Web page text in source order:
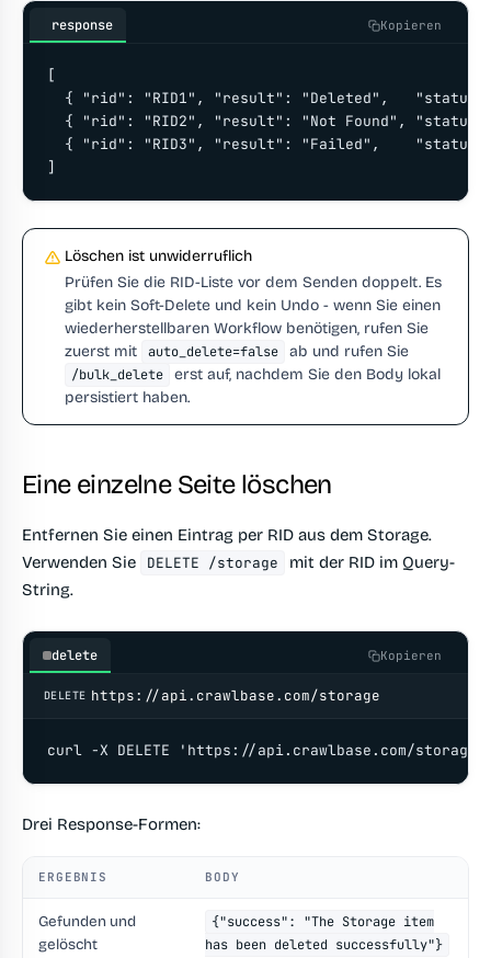
response Kopieren
[
{ "rid": "RID1", "result": "Deleted",
{ "rid": "RID2", "result": "Not Found",
{ "rid": "RID3", "result": "Failed",
]
Löschen ist unwiderruflich
Prüfen Sie die RID-Liste vor dem Senden doppelt. Es
gibt kein Soft-Delete und kein Undo - wenn Sie einen
wiederherstellbaren Workflow benötigen, rufen Sie
zuerst mit
auto_delete=false ab und rufen Sie
/bulk_delete
erst auf, nachdem Sie den Body lokal
persistiert haben.
Eine einzelne Seite löschen
Entfernen Sie einen Eintrag per RID aus dem Storage.
Verwenden Sie
DELETE /storage
mit der RID im Query-
String.
delete Kopieren
DELETE https://api.crawlbase.com/storage
curl -X DELETE 'https://api.crawlbase.com/
Drei Response-Formen:
ERGEBNIS BODY
Gefunden und
gelöscht
{"success": "The Storage item
has been deleted successfully"}